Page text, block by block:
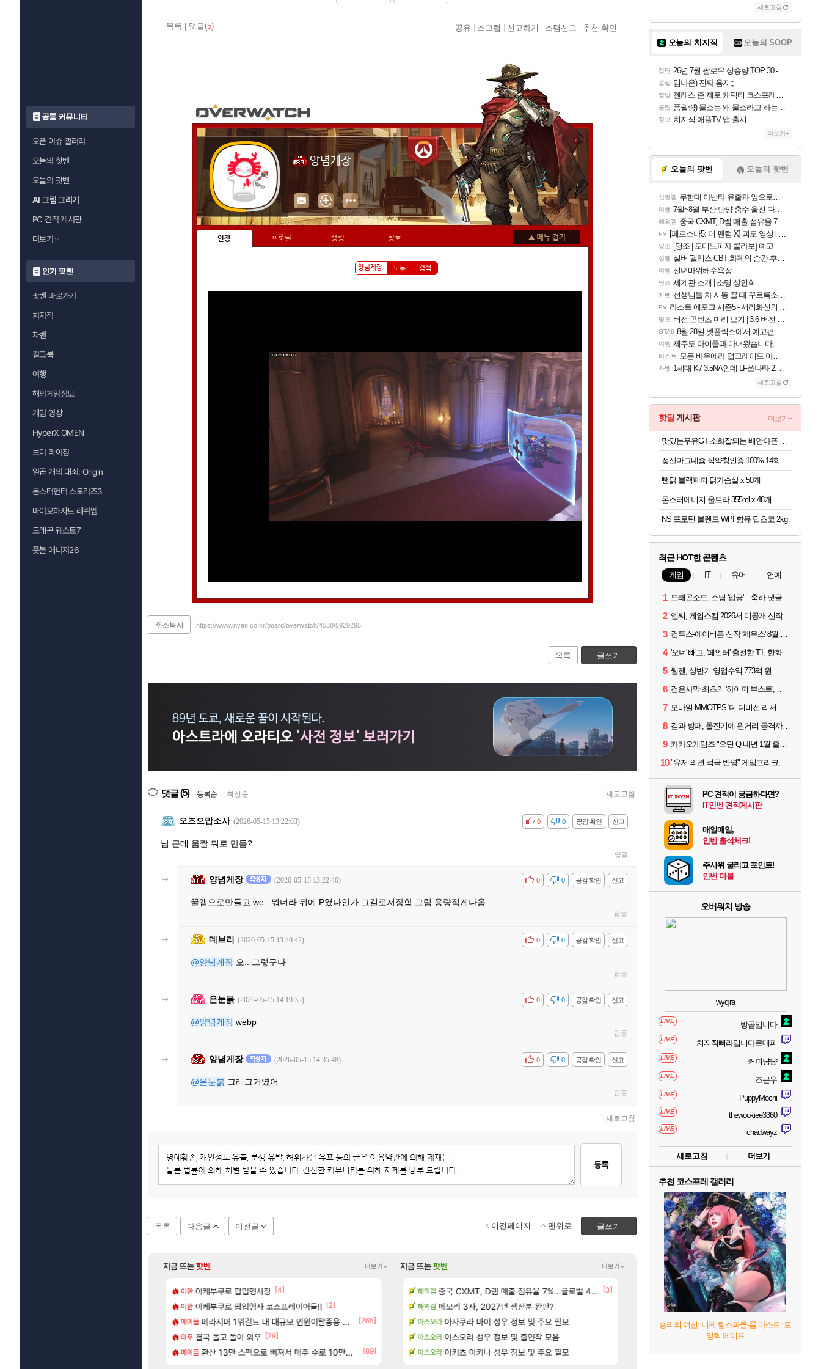
공통 커뮤니티
오픈 이슈 갤러리
오늘의 핫벤
오늘의 팟벤
AI 그림 그리기
PC 견적 게시판
더보기
인기 팟벤
팟벤 바로가기
치지직
차벤
걸그룹
여행
해외게임정보
게임 영상
HyperX OMEN
브이 라이징
일곱 개의 대죄: Origin
몬스터헌터 스토리즈3
바이오하자드 레퀴엠
드래곤 퀘스트7
풋볼 매니저26
목록 댓글(5) 공유 스크랩 신고하기 스팸신고 추천 확인
양념게장
인장 프로필 랭킹 칭호
모두 검색
주소복사 https://www.inven.co.kr/board/overwatch/4538/5929295
목록 글쓰기
댓글(5) 등록순 최신순 새로고침
오즈으맙소사 (2026-05-15 13:22:03) 신고
공감 확인
비공감 0
0
님 근데 움짤 뭐로 만듬?
답글
양념게장 (2026-05-15 13:22:40) 신고
공감 확인
비공감 0
0
꿀캠으로만들고 we.. 뭐더라 뒤에 P였나인가 그걸로저장함 그럼 용량적게나옴
답글
데브리 (2026-05-15 13:40:42) 신고
공감 확인
비공감 0
0
@양념게장 오.. 그렇구나
답글
은눈붉 (2026-05-15 14:19:35) 신고
공감 확인
비공감 0
0
@양념게장 webp
답글
양념게장 (2026-05-15 14:35:48) 신고
공감 확인
비공감 0
0
@은눈붉 그래그거였어
답글
새로고침
등록
목록 다음글 이전글 글쓰기
이전페이지 맨위로
지금 뜨는핫벤 더보기+
이환 이케부쿠로 팝업행사장 [4]
이환 이케부쿠로 팝업행사 코스프레이어들!! [2]
메이플 베라서버 1위길드 내 대규모 인원이탈종용 추정사건
[265]
와우 결국 돌고 돌아 와우 [29]
메이플 환산 13만 스펙으로 삐져서 매주 수로 10만점 치고있으면 ㅋㅋ [89]
디아2 15기래더 패치노트 별거 없네요~없데이트수준? [7]
리니지M 오만9층 주긴주는군요? [17]
LoL 오늘 티한전 요약뜸
[14]
메이플 태극기 또 거꾸로 해놨네 미친것들 ㅋㅋㅋ
리니지M 와 와 와 이게 나에게도? [23]
분내학개론
[173]
ㅇㅂ ) 재밌게 까네 [58]
t1 3세트 진 이유 [29]
애초에 홀딩저가가 짜치는게 이거임 ㅋㅋ
아이온2 아이온2 글로벌서버 해외 유저 반응
지금 뜨는팟벤 더보기+
차벤 아반테 2.0 자연흡기? [1]
비스트 모든 요리/작물 책 획득 위치 공략 (36개) - 미식가 도전과제
섭컬겜 무한대 아난타 유출과 앞으로의 예상 (루머)
PV 라스트 에포크 시즌5 - 서리화신의 분노 티저
해외겜 ‘GTA 6’ 예판 흥행…테이크투 “내부 예상 크게 넘어”
해외겜 중국 CXMT, D램 매출 점유율 7%…글로벌 4위로 부상
[3]
해외겜 메모리 3사, 2027년 생산분 완판?
아스오라 아사쿠라 마이 성우 정보 및 주요 필모
아스오라 아스오라 성우 정보 및 출연작 모음
아스오라 아키츠 아키나 성우 정보 및 주요 필모
선녀바위해수욕장
8월 28일 넷플릭스에서 예고편 공개 예정
비스트 모든 바우에라 업그레이드 아이템 획득 위치 공략 (89
카가미하라 하루 성우 정보 및 주요 필모
비스트 모든 엘리트 골렘 위치 공략 (30개) - 방랑 결
새로고침
오늘의 치지직 오늘의 SOOP
잡담 26년 7월 팔로우 상승량 TOP 30 - 월간 치지직
클립 임나은) 진짜 음지;;
짤방 젠레스 존 제로 캐릭터 코스프레한 꽁주
클립 풍월량) 물소는 왜 물소라고 하는거야? 아! 그만 ㅋㅋ 알았어 ㅋㅋ
정보 치지직 애플TV 앱 출시
더보기+
오늘의 팟벤 오늘의 핫벤
섭컬겜 무한대 아난타 유출과 앞으로의 예상 (루머)
여행 7월~8월 부산-단양-충주-울진 다녀왔어요~
해외겜 중국 CXMT, D램 매출 점유율 7%…글로벌 4위로 부상
PV [페르소나5: 더 팬텀 X] 괴도 영상 l 타카마키 안·댄싱 스타
명조 [명조 | 도미노피자 콜라보] 예고
실팰 실버 팰리스 CBT 화제의 순간·후기 모음
여행 선녀바위해수욕장
명조 세계관 소개 | 소명 상인회
차벤 선생님들 차 시동 끌 때 꾸르륵소리나는데
PV 라스트 에포크 시즌5 - 서리화신의 분노 티저
명조 버전 콘텐츠 미리 보기 | 3.6 버전 「신기루 속 등불 그림자, 속세에 깃든 검의 결심」이 8월 20일에 업데이트됩니다!
GTA6 8월 28일 넷플릭스에서 예고편 공개 예정
여행 제주도 아이들과 다녀왔습니다.
비스트 모든 바우에라 업그레이드 아이템 획득 위치 공략 (89개)
차벤 1세대 K7 3.5NA인데 LF쏘나타 2.0NA 기변하면 유류비 절약이 얼마나 될까요..?
새로고침
핫딜 게시판 더보기+
뺀닭 블랙페퍼 닭가슴살 x 50개
몬스터에너지 울트라 355ml x 48개
NS 프로틴 블렌드 WPI 함유 딥초코 2kg
최근 HOT한 콘텐츠
게임 IT 유머 연예
1 드래곤소드, 스팀 '압긍'…축하 댓글 달고 게임 코드 받자!
2 엔씨, 게임스컴 2026서 미공개 신작 최초 공개
3 컴투스-에이버튼 신작 '제우스' 8월 26일 출시…"모두를 위한 경쟁"
4 '오너' 빼고, '페인터' 출전한 T1, 한화생명에 패배
5 웹젠, 상반기 영업수익 773억 원…순이익 89% 증가
6 검은사막 최초의 '하이퍼 부스트', 직접 해봤습니다
7 모바일 MMOTPS '더 디비전 리서전스', 6일 스팀에도 출시
8 검과 방패, 돌진기에 원거리 공격까지? 오버워치 '디몬' 플레이 영상
9 카카오게임즈 "오딘 Q 내년 1월 출시, 연기는 없다"
10 "유저 의견 적극 반영" 게임프리크, 비스트 오브 리인카네이션 개선 나선다
PC 견적이 궁금하다면?
IT인벤 견적게시판
매일매일,
인벤 출석체크!
주사위 굴리고 포인트!
인벤 마블
오버워치 방송
wyqira
LIVE 방곰입니다
LIVE 치지직삐라입니다로대피
LIVE 커피냥냠
LIVE 조근우
LIVE PuppyMochi
LIVE thewookiee3360
LIVE chadwayz
새로고침 더보기
추천 코스프레 갤러리
승리의 여신: 니케 팀스파클-륨 마스트: 로
망틱 메이드